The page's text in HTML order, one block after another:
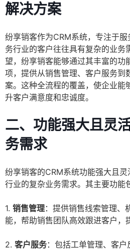
解决方案
纷享销客作为CRM系统，专注于
务行业的客户往往具有复杂的业务
望，纷享销客能够通过其丰富的功
项，提供从销售管理、客户服务到
案。这种全流程的覆盖，使企业能
升客户满意度和忠诚度。
二、功能强大且灵
务需求
纷享销客的CRM系统功能强大且
行业的复杂业务需求。其主要功能
1. 销售管理：提供销售线索管理、
能，帮助销售团队高效跟进客户，
2. 客户服务：包括工单管理、客户